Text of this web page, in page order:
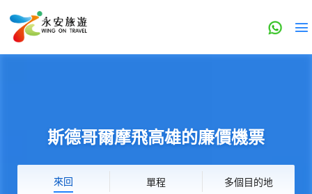
斯德哥爾摩飛高雄的廉價機票
來回 單程 多個目的地